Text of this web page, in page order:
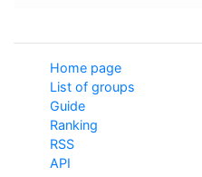
Home page
List of groups
Guide
Ranking
RSS
API